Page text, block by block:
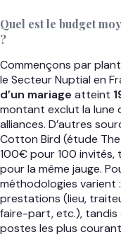
Quel est le budget
?
Commençons par
le Secteur Nuptial en
d’un mariage atteint
montant exclut la lune
alliances. D’autres
Cotton Bird (étude
100€ pour 100 invités,
pour la même jauge.
méthodologies varient
prestations (lieu,
faire-part, etc.), tandis
postes les plus